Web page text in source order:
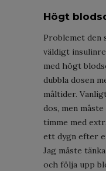
Högt
Problemet den
väldigt
med högt
dubbla dosen
måltider.
dos, men
timme med
ett dygn efter
Jag måste
och följa upp